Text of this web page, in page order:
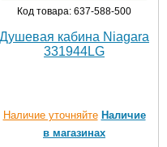
Код товара: 637-588-500
Душевая кабина Niagara
331944LG
Наличие уточняйте Наличие
в магазинах